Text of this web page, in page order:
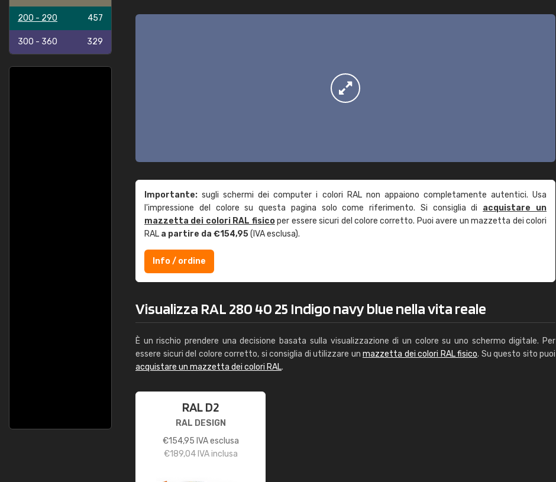
200 - 290 457
300 - 360 329
Importante: sugli schermi dei computer i colori RAL non appaiono completamente autentici. Usa
l'impressione del colore su questa pagina solo come riferimento. Si consiglia di acquistare un
mazzetta dei colori RAL fisicoper essere sicuri del colore corretto. Puoi avere un mazzetta dei colori
RAL a partire da €154,95(IVA esclusa).
Info / ordine
Visualizza RAL 280 40 25 Indigo navy blue nella vita reale
È un rischio prendere una decisione basata sulla visualizzazione di un colore su uno schermo digitale. Per
essere sicuri del colore corretto, si consiglia di utilizzare un mazzetta dei colori RAL fisico. Su questo sito puoi
acquistare un mazzetta dei colori RAL.
RAL D2
RAL DESIGN
€154,95 IVA esclusa
€189,04IVA inclusa
Caterina Maifredi